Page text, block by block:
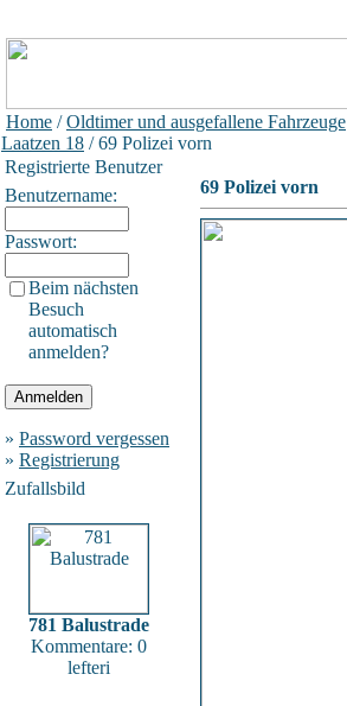
Home /Oldtimer und ausgefallene Fahrzeuge
Laatzen 18 / 69 Polizei vorn
Registrierte Benutzer
Benutzername:
Passwort:
Beim nächsten
Besuch
automatisch
anmelden?
» Password vergessen
» Registrierung
Zufallsbild
781 Balustrade
Kommentare: 0
lefteri
69 Polizei vorn